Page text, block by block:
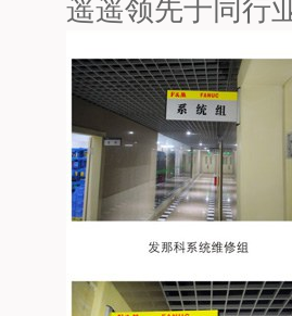
遥遥领先于同行